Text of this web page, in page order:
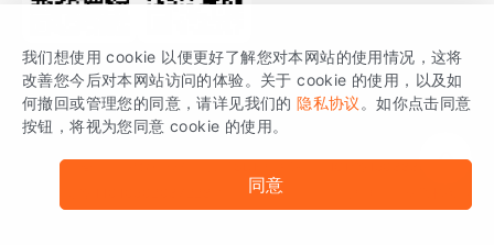
SDK 文档
场景指南
关注公众号 获取更多干货
GrowingIO 是专注于数据智能分析与增长的品牌，核心平台为 GrowingIO
分析云。
版权所有 © 北京易数科技有限公司
我们想使用 cookie 以便更好了解您对本网站的使用情况，这将
改善您今后对本网站访问的体验。关于 cookie 的使用，以及如
何撤回或管理您的同意，请详见我们的 隐私协议 。如你点击同意
按钮，将视为您同意 cookie 的使用。
同意